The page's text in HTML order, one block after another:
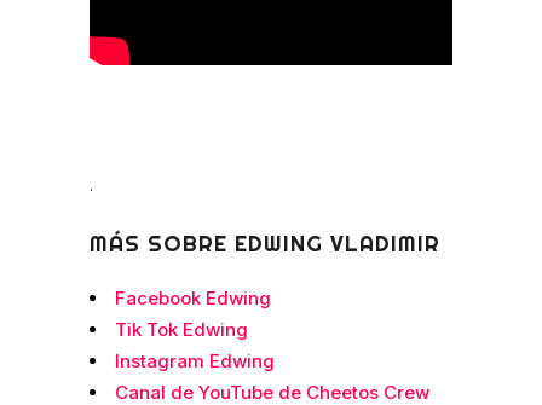
.
MÁS SOBRE EDWING VLADIMIR
Facebook Edwing
Tik Tok Edwing
Instagram Edwing
Canal de YouTube de Cheetos Crew